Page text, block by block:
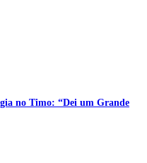
no Timo: “Dei um Grande